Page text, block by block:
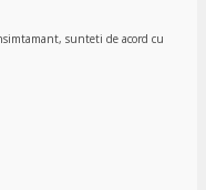
sunteti de acord cu